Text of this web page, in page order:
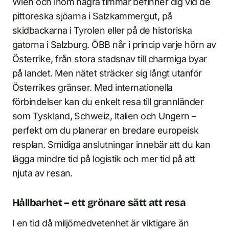
pittoreska sjöarna i Salzkammergut, på
skidbackarna i Tyrolen eller på de historiska
gatorna i Salzburg. ÖBB når i princip varje hörn av
Österrike, från stora stadsnav till charmiga byar
på landet. Men nätet sträcker sig långt utanför
Österrikes gränser. Med internationella
förbindelser kan du enkelt resa till grannländer
som Tyskland, Schweiz, Italien och Ungern –
perfekt om du planerar en bredare europeisk
resplan. Smidiga anslutningar innebär att du kan
lägga mindre tid på logistik och mer tid på att
njuta av resan.
Hållbarhet – ett grönare sätt att resa
I en tid då miljömedvetenhet är viktigare än